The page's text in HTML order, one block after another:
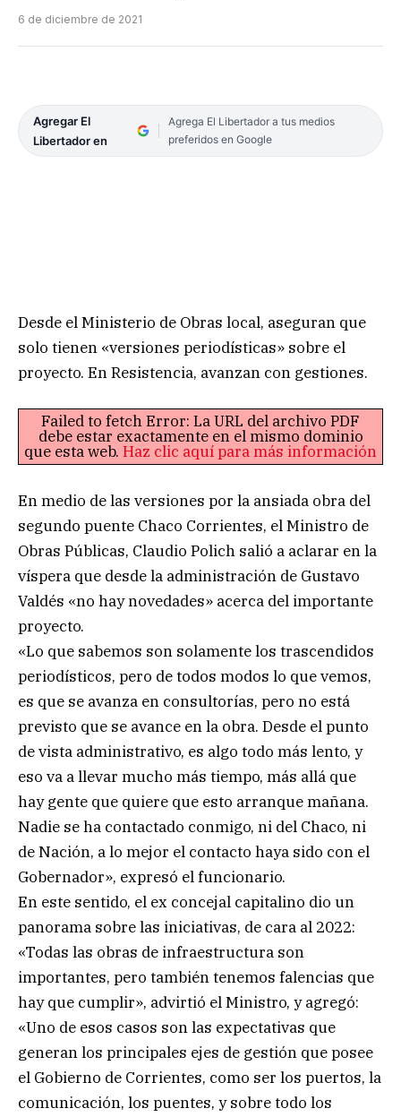
6 de diciembre de 2021
Agregar El
Libertador en
Agrega El Libertador a tus medios
preferidos en Google
Desde el Ministerio de Obras local, aseguran que
solo tienen «versiones periodísticas» sobre el
proyecto. En Resistencia, avanzan con gestiones.
Failed to fetch Error: La URL del archivo PDF
debe estar exactamente en el mismo dominio
que esta web. Haz clic aquí para más información
En medio de las versiones por la ansiada obra del
segundo puente Chaco Corrientes, el Ministro de
Obras Públicas, Claudio Polich salió a aclarar en la
víspera que desde la administración de Gustavo
Valdés «no hay novedades» acerca del importante
proyecto.
«Lo que sabemos son solamente los trascendidos
periodísticos, pero de todos modos lo que vemos,
es que se avanza en consultorías, pero no está
previsto que se avance en la obra. Desde el punto
de vista administrativo, es algo todo más lento, y
eso va a llevar mucho más tiempo, más allá que
hay gente que quiere que esto arranque mañana.
Nadie se ha contactado conmigo, ni del Chaco, ni
de Nación, a lo mejor el contacto haya sido con el
Gobernador», expresó el funcionario.
En este sentido, el ex concejal capitalino dio un
panorama sobre las iniciativas, de cara al 2022:
«Todas las obras de infraestructura son
importantes, pero también tenemos falencias que
hay que cumplir», advirtió el Ministro, y agregó:
«Uno de esos casos son las expectativas que
generan los principales ejes de gestión que posee
el Gobierno de Corrientes, como ser los puertos, la
comunicación, los puentes, y sobre todo los